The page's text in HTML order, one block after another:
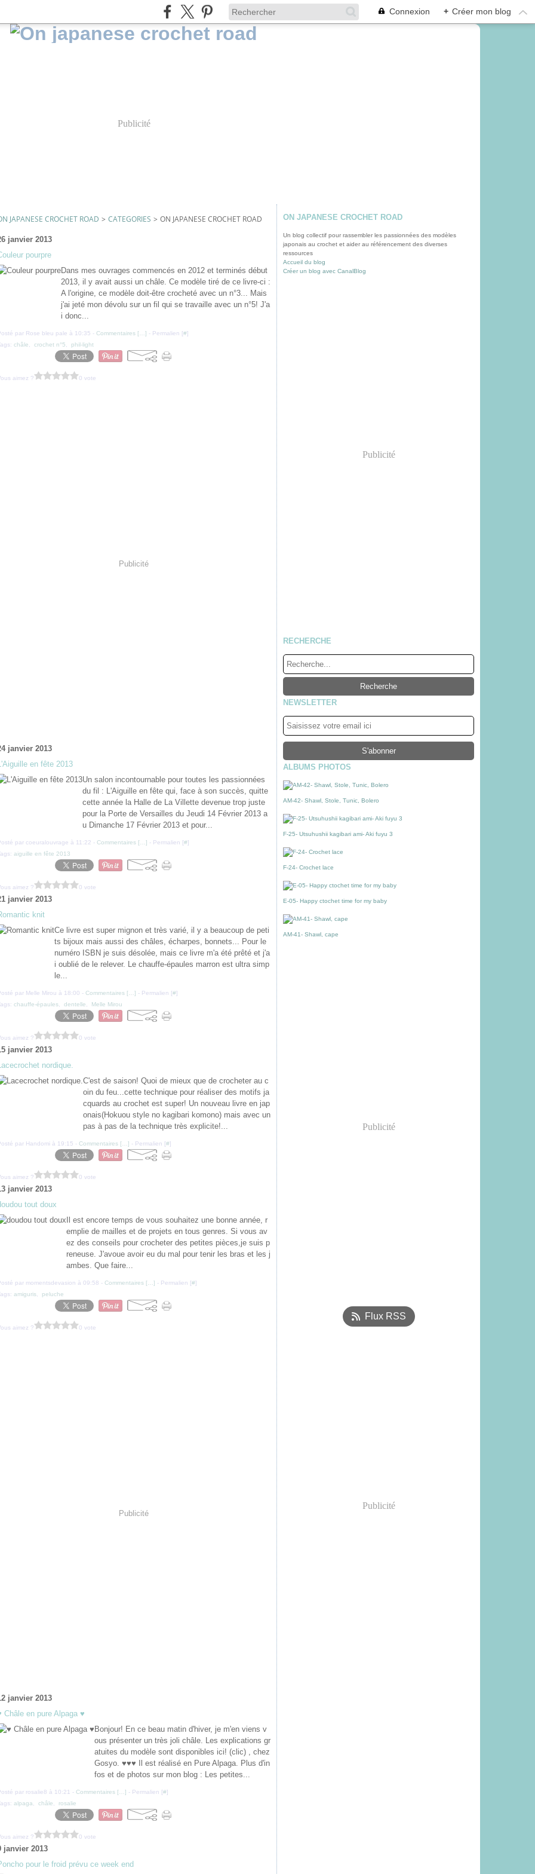
Connexion + Créer mon blog
Publicité
JAPANESE CROCHET ROAD > CATEGORIES > ON JAPANESE CROCHET ROAD
janvier 2013
pourpre
Dans mes ouvrages commencés en 2012 et terminés début
2013, il y avait aussi un châle. Ce modèle tiré de ce livre-ci :
A l'origine, ce modèle doit-être crocheté avec un n°3... Mais
j'ai jeté mon dévolu sur un fil qui se travaille avec un n°5! J'a
i donc...
par Rose bleu pale à 10:35 - Commentaires [ ] - Permalien [#]
châle crochet n°5 phil-light
aimez ? 0 vote
Publicité
janvier 2013
en fête 2013
Un salon incontournable pour toutes les passionnées
du fil : L'Aiguille en fête qui, face à son succès, quitte
cette année la Halle de La Villette devenue trop juste
pour la Porte de Versailles du Jeudi 14 Février 2013 a
u Dimanche 17 Février 2013 et pour...
par coeuralouvrage à 11:22 - Commentaires [ ] - Permalien [#]
aiguille en fête 2013
aimez ? 0 vote
janvier 2013
knit
Ce livre est super mignon et très varié, il y a beaucoup de peti
ts bijoux mais aussi des châles, écharpes, bonnets... Pour le
numéro ISBN je suis désolée, mais ce livre m'a été prêté et j'a
i oublié de le relever. Le chauffe-épaules marron est ultra simp
le...
par Melle Mirou à 18:00 - Commentaires [ ] - Permalien [#]
chauffe-épaules dentelle Melle Mirou
aimez ? 0 vote
janvier 2013
nordique.
C'est de saison! Quoi de mieux que de crocheter au c
oin du feu...cette technique pour réaliser des motifs ja
cquards au crochet est super! Un nouveau livre en jap
onais(Hokuou style no kagibari komono) mais avec un
pas à pas de la technique très explicite!...
par Handomi à 19:15 - Commentaires [ ] - Permalien [#]
aimez ? 0 vote
janvier 2013
tout doux
Il est encore temps de vous souhaitez une bonne année, r
emplie de mailles et de projets en tous genres. Si vous av
ez des conseils pour crocheter des petites pièces,je suis p
reneuse. J'avoue avoir eu du mal pour tenir les bras et les j
ambes. Que faire...
par momentsdevasion à 09:58 - Commentaires [ ] - Permalien [#]
amiguris peluche
aimez ? 0 vote
Publicité
janvier 2013
Châle en pure Alpaga ♥
Bonjour! En ce beau matin d'hiver, je m'en viens v
ous présenter un très joli châle. Les explications gr
atuites du modèle sont disponibles ici! (clic) , chez
Gosyo. ♥♥♥ Il est réalisé en Pure Alpaga. Plus d'in
fos et de photos sur mon blog : Les petites...
par rosalie8 à 10:21 - Commentaires [ ] - Permalien [#]
alpaga châle rosalie
aimez ? 0 vote
janvier 2013
pour le froid prévu ce week end
ON JAPANESE CROCHET ROAD
Un blog collectif pour rassembler les passionnées des modèles
japonais au crochet et aider au référencement des diverses
ressources
Accueil du blog
Créer un blog avec CanalBlog
Publicité
RECHERCHE
NEWSLETTER
ALBUMS PHOTOS
AM-42- Shawl, Stole, Tunic, Bolero
F-25- Utsuhushii kagibari ami- Aki fuyu 3
F-24- Crochet lace
E-05- Happy ctochet time for my baby
AM-41- Shawl, cape
Publicité
Flux RSS
Publicité